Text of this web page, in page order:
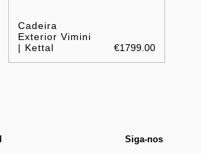
Cadeira
Exterior Vimini
| Kettal
€1799.00
Siga-nos